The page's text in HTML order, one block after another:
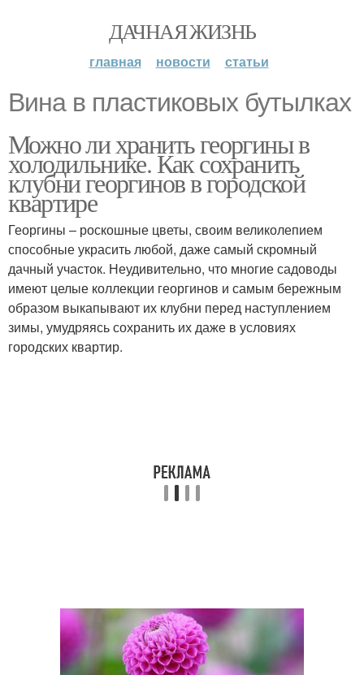
ДАЧНАЯ ЖИЗНЬ
главная новости статьи
Вина в пластиковых бутылках
Можно ли хранить георгины в
холодильнике. Как сохранить
клубни георгинов в городской
квартире
Георгины – роскошные цветы, своим великолепием
способные украсить любой, даже самый скромный
дачный участок. Неудивительно, что многие садоводы
имеют целые коллекции георгинов и самым бережным
образом выкапывают их клубни перед наступлением
зимы, умудряясь сохранить их даже в условиях
городских квартир.